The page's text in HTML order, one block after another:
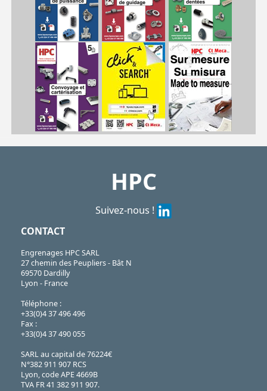
HPC
Suivez-nous !
CONTACT
Engrenages HPC SARL
27 chemin des Peupliers - Bât N
69570 Dardilly
Lyon - France
Téléphone :
+33(0)4 37 496 496
Fax :
+33(0)4 37 490 055
SARL au capital de 76224€
N°382 911 907 RCS
Lyon, code APE 4669B
TVA FR 41 382 911 907.